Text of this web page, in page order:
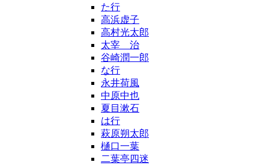
た行
高浜虚子
高村光太郎
太宰 治
谷崎潤一郎
な行
永井荷風
中原中也
夏目漱石
は行
萩原朔太郎
樋口一葉
二葉亭四迷